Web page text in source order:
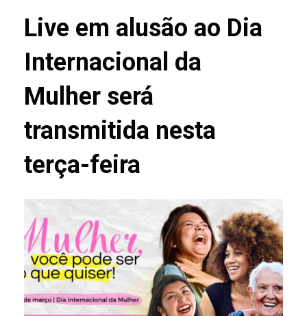
Live em alusão ao Dia
Internacional da
Mulher será
transmitida nesta
terça-feira